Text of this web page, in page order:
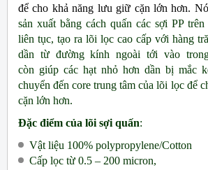
để cho khả năng lưu giữ cặn lớn hơn.
sản xuất bằng cách quấn các sợi PP
liên tục, tạo ra lõi lọc cao cấp với hàng
dần từ đường kính ngoài tới vào
còn giúp các hạt nhỏ hơn dần bị mắc
chuyển đến core trung tâm của lõi lọc để
cặn lớn hơn.
Đặc điểm của lõi sợi quấn:
Vật liệu 100% polypropylene/Cotton
Cấp lọc từ 0.5 – 200 micron,